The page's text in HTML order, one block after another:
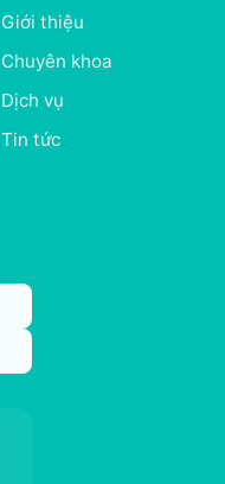
Giới thiệu
Chuyên khoa
Dịch vụ
Tin tức